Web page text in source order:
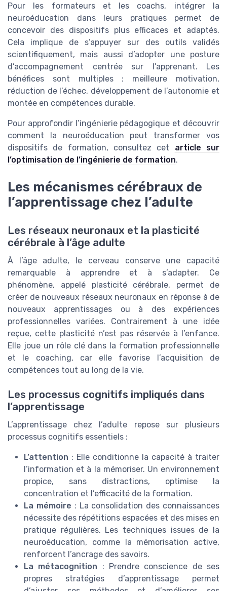
Pour les formateurs et les coachs, intégrer la
neuroéducation dans leurs pratiques permet de
concevoir des dispositifs plus efficaces et adaptés.
Cela implique de s’appuyer sur des outils validés
scientifiquement, mais aussi d’adopter une posture
d’accompagnement centrée sur l’apprenant. Les
bénéfices sont multiples : meilleure motivation,
réduction de l’échec, développement de l’autonomie et
montée en compétences durable.
Pour approfondir l’ingénierie pédagogique et découvrir
comment la neuroéducation peut transformer vos
dispositifs de formation, consultez cet article sur
l’optimisation de l’ingénierie de formation.
Les mécanismes cérébraux de
l’apprentissage chez l’adulte
Les réseaux neuronaux et la plasticité
cérébrale à l’âge adulte
À l’âge adulte, le cerveau conserve une capacité
remarquable à apprendre et à s’adapter. Ce
phénomène, appelé plasticité cérébrale, permet de
créer de nouveaux réseaux neuronaux en réponse à de
nouveaux apprentissages ou à des expériences
professionnelles variées. Contrairement à une idée
reçue, cette plasticité n’est pas réservée à l’enfance.
Elle joue un rôle clé dans la formation professionnelle
et le coaching, car elle favorise l’acquisition de
compétences tout au long de la vie.
Les processus cognitifs impliqués dans
l’apprentissage
L’apprentissage chez l’adulte repose sur plusieurs
processus cognitifs essentiels :
L’attention : Elle conditionne la capacité à traiter
l’information et à la mémoriser. Un environnement
propice, sans distractions, optimise la
concentration et l’efficacité de la formation.
La mémoire : La consolidation des connaissances
nécessite des répétitions espacées et des mises en
pratique régulières. Les techniques issues de la
neuroéducation, comme la mémorisation active,
renforcent l’ancrage des savoirs.
La métacognition : Prendre conscience de ses
propres stratégies d’apprentissage permet